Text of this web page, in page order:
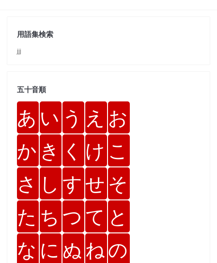
用語集検索
jjj
五十音順
あ い う え お
か き く け こ
さ し すせ そ
た ち つ て と
な に ぬ ねの